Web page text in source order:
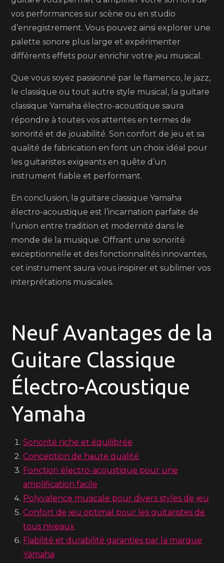
vos performances sur scène ou en studio
d’enregistrement. Vous pouvez ainsi explorer une
palette sonore plus large et expérimenter
différents effets pour enrichir votre jeu musical.
Que vous soyez passionné par le flamenco, le jazz,
le classique ou tout autre style musical, la guitare
classique Yamaha électro-acoustique saura
répondre à toutes vos attentes en termes de
sonorité et de jouabilité. Son confort de jeu et sa
qualité de fabrication en font un choix idéal pour
les guitaristes exigeants en quête d’un
instrument fiable et performant.
En conclusion, la guitare classique Yamaha
électro-acoustique est l’incarnation parfaite de
l’union entre tradition et modernité dans le
monde de la musique. Offrant une sonorité
exceptionnelle et des fonctionnalités innovantes,
cet instrument saura vous inspirer et sublimer vos
interprétations musicales.
Neuf Avantages de la
Guitare Classique
Électro-Acoustique
Yamaha
Sonorité riche et équilibrée
Conception de haute qualité
Fonction électro-acoustique pour une
amplification facile
Polyvalence musicale pour divers styles de jeu
Confort de jeu optimal pour les guitaristes de
tous niveaux
Fiabilité et durabilité garanties par la marque
Yamaha